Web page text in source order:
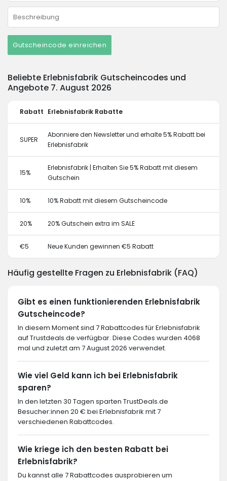
Gutscheincode einreichen
Beliebte Erlebnisfabrik Gutscheincodes und
Angebote 7. August 2026
Rabatt Erlebnisfabrik Rabatte
SUPER
Abonniere den Newsletter und erhalte 5% Rabatt bei
Erlebnisfabrik
15%
Erlebnisfabrik | Erhalten Sie 5% Rabatt mit diesem
Gutschein
10% 10% Rabatt mit diesem Gutscheincode
20% 20% Gutschein extra im SALE
€5 Neue Kunden gewinnen €5 Rabatt
Häufig gestellte Fragen zu Erlebnisfabrik (FAQ)
Gibt es einen funktionierenden Erlebnisfabrik
Gutscheincode?
In diesem Moment sind 7 Rabattcodes für Erlebnisfabrik
auf Trustdeals.de verfügbar. Diese Codes wurden 4068
mal und zuletzt am 7 August 2026 verwendet.
Wie viel Geld kann ich bei Erlebnisfabrik
sparen?
In den letzten 30 Tagen sparten TrustDeals.de
Besucher:innen 20 € bei Erlebnisfabrik mit 7
verschiedenen Rabattcodes.
Wie kriege ich den besten Rabatt bei
Erlebnisfabrik?
Du kannst alle 7 Rabattcodes ausprobieren um